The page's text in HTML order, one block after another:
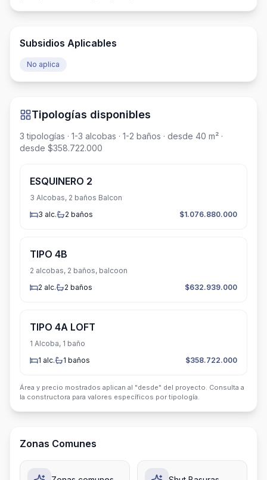
Subsidios Aplicables
No aplica
Tipologías disponibles
3 tipologías · 1-3 alcobas · 1-2 baños · desde 40 m² ·
desde $358.722.000
ESQUINERO 2
3 Alcobas, 2 baños Balcon
3 alc. 2 baños $1.076.880.000
TIPO 4B
2 alcobas, 2 baños, balcoon
2 alc. 2 baños $632.939.000
TIPO 4A LOFT
1 Alcoba, 1 baño
1 alc. 1 baños $358.722.000
Área y precio mostrados aplican al "desde" del proyecto. Consulta a
la constructora para valores específicos por tipología.
Zonas Comunes